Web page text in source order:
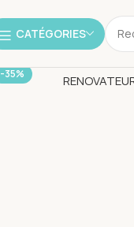
CATÉGORIES
-35%